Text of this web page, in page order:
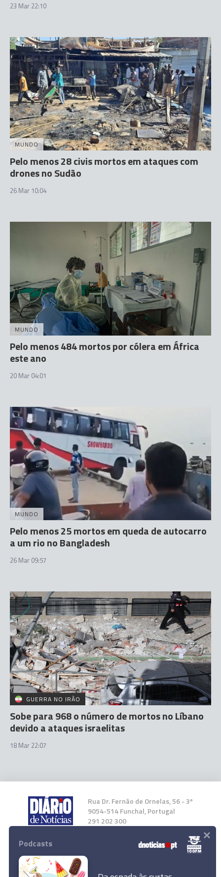
23 Mar 22:10
MUNDO
Pelo menos 28 civis mortos em ataques com
drones no Sudão
26 Mar 10:04
MUNDO
Pelo menos 484 mortos por cólera em África
este ano
20 Mar 04:01
MUNDO
Pelo menos 25 mortos em queda de autocarro
a um rio no Bangladesh
26 Mar 09:57
GUERRA NO IRÃO
Sobe para 968 o número de mortos no Líbano
devido a ataques israelitas
18 Mar 22:07
Rua Dr. Fernão de Ornelas, 56 - 3º
9054-514 Funchal, Portugal
291 202 300
Instale a nossa App
Podcasts ×